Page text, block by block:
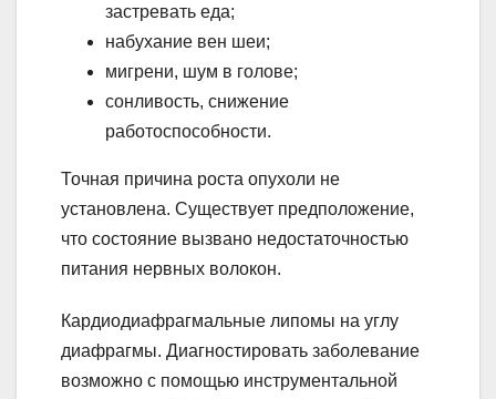
застревать еда;
набухание вен шеи;
мигрени, шум в голове;
сонливость, снижение
работоспособности.
Точная причина роста опухоли не
установлена. Существует предположение,
что состояние вызвано недостаточностью
питания нервных волокон.
Кардиодиафрагмальные липомы на углу
диафрагмы. Диагностировать заболевание
возможно с помощью инструментальной